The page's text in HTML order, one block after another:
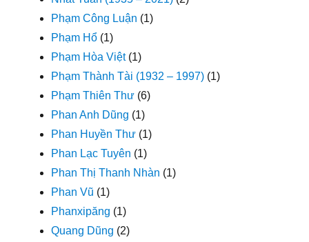
Phạm Công Luận (1)
Phạm Hổ (1)
Phạm Hòa Việt(1)
Phạm Thành Tài (1932 – 1997) (1)
Phạm Thiên Thư (6)
Phan Anh Dũng (1)
Phan Huyền Thư (1)
Phan Lạc Tuyên (1)
Phan Thị Thanh Nhàn (1)
Phan Vũ (1)
Phanxipăng (1)
Quang Dũng (2)